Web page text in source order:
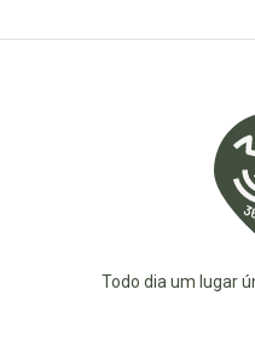
Todo dia um lugar